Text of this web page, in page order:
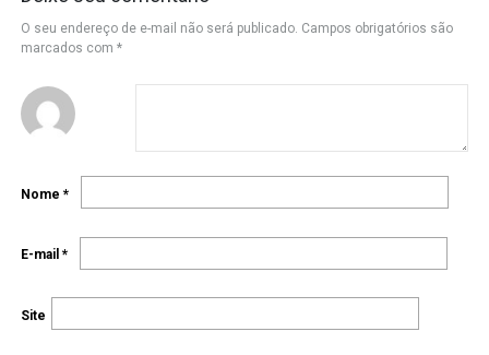
O seu endereço de e-mail não será publicado. Campos obrigatórios são
marcados com *
Nome *
E-mail *
Site